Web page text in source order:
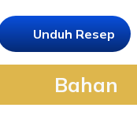
Unduh Resep
Bahan